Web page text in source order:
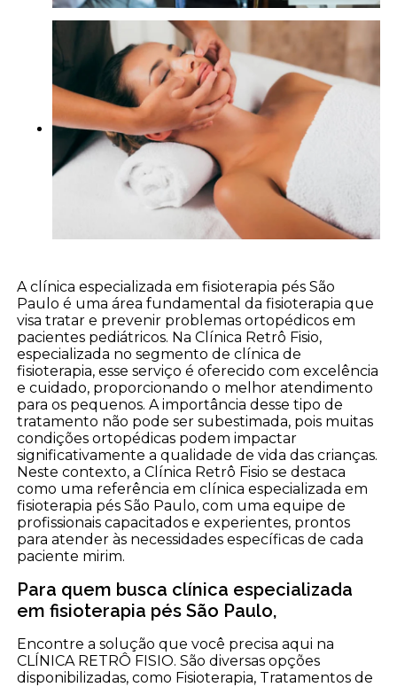
A clínica especializada em fisioterapia pés São
Paulo é uma área fundamental da fisioterapia que
visa tratar e prevenir problemas ortopédicos em
pacientes pediátricos. Na Clínica Retrô Fisio,
especializada no segmento de clínica de
fisioterapia, esse serviço é oferecido com excelência
e cuidado, proporcionando o melhor atendimento
para os pequenos. A importância desse tipo de
tratamento não pode ser subestimada, pois muitas
condições ortopédicas podem impactar
significativamente a qualidade de vida das crianças.
Neste contexto, a Clínica Retrô Fisio se destaca
como uma referência em clínica especializada em
fisioterapia pés São Paulo, com uma equipe de
profissionais capacitados e experientes, prontos
para atender às necessidades específicas de cada
paciente mirim.
Para quem busca clínica especializada
em fisioterapia pés São Paulo,
Encontre a solução que você precisa aqui na
CLÍNICA RETRÔ FISIO. São diversas opções
disponibilizadas, como Fisioterapia, Tratamentos de